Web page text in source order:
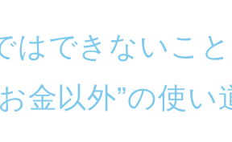
はできないこ
金以外”の使い
秋葉原